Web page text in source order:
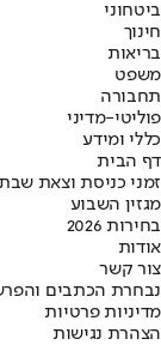
ביטחוני
חינוך
בריאות
משפט
תחבורה
פוליטי-מדיני
כללי ומידע
דף הבית
זמני כניסת וצאת
מגזין השבוע
בחירות 2026
אודות
צור קשר
נבחרת הכתבים
מדיניות פרטיות
הצהרת נגישות